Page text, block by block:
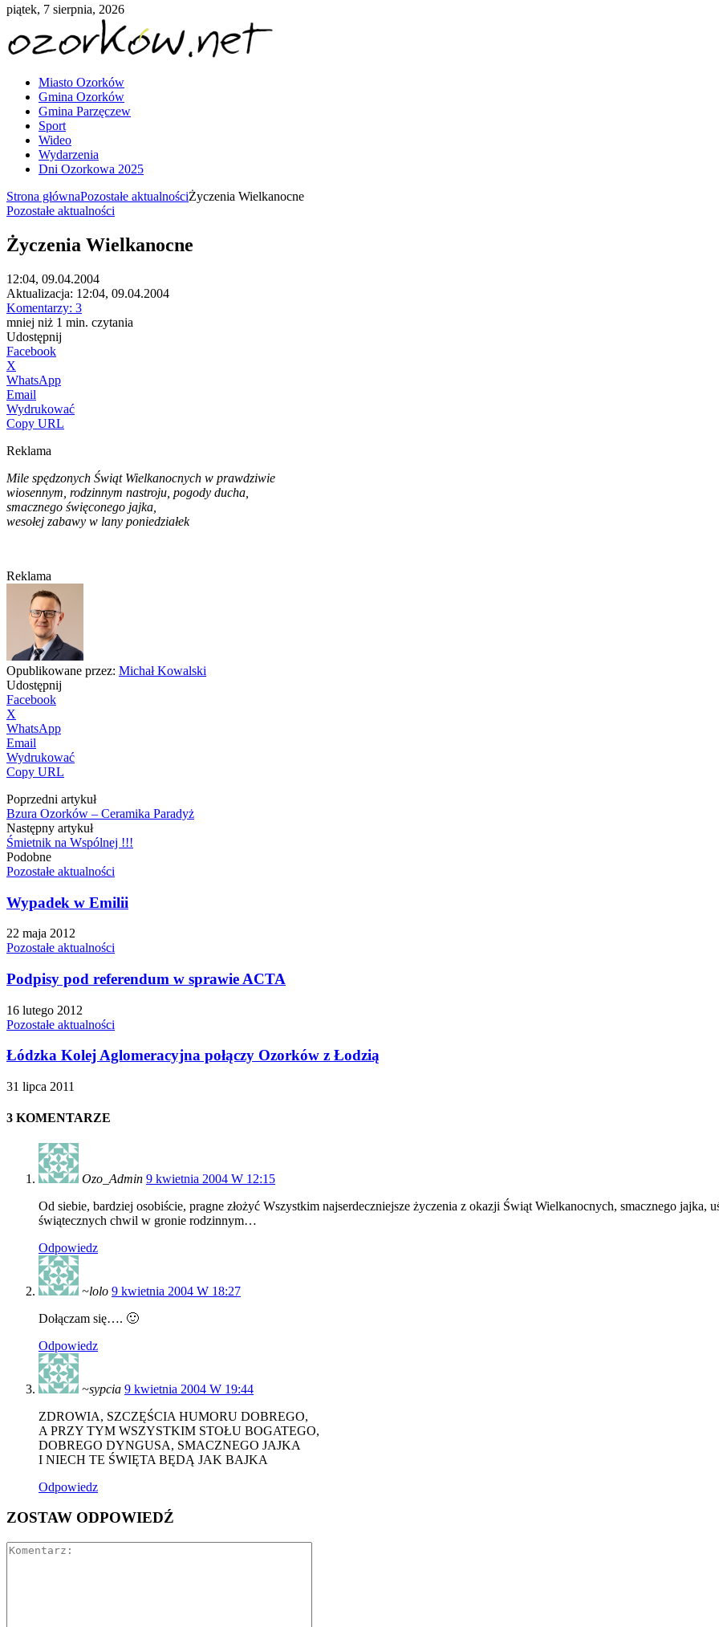
piątek, 7 sierpnia, 2026
Miasto Ozorków
Gmina Ozorków
Gmina Parzęczew
Sport
Wideo
Wydarzenia
Dni Ozorkowa 2025
Strona głównaPozostałe aktualnościŻyczenia Wielkanocne
Pozostałe aktualności
Życzenia Wielkanocne
12:04, 09.04.2004
Aktualizacja: 12:04, 09.04.2004
Komentarzy: 3
mniej niż 1 min. czytania
Udostępnij
Facebook
X
WhatsApp
Email
Wydrukować
Copy URL
Reklama
Mile spędzonych Świąt Wielkanocnych w prawdziwie
wiosennym, rodzinnym nastroju, pogody ducha,
smacznego święconego jajka,
wesołej zabawy w lany poniedziałek
Reklama
Opublikowane przez: Michał Kowalski
Udostępnij
Facebook
X
WhatsApp
Email
Wydrukować
Copy URL
Poprzedni artykuł
Bzura Ozorków – Ceramika Paradyż
Następny artykuł
Śmietnik na Wspólnej !!!
Podobne
Pozostałe aktualności
Wypadek w Emilii
22 maja 2012
Pozostałe aktualności
Podpisy pod referendum w sprawie ACTA
16 lutego 2012
Pozostałe aktualności
Łódzka Kolej Aglomeracyjna połączy Ozorków z Łodzią
31 lipca 2011
3 KOMENTARZE
Ozo_Admin 9 kwietnia 2004 W 12:15
Od siebie, bardziej osobiście, pragne złożyć Wszystkim najserdeczniejsze życzenia z okazji Świąt Wielkanocnych, smacznego jajka,
świątecznych chwil w gronie rodzinnym…
Odpowiedz
~lolo 9 kwietnia 2004 W 18:27
Dołączam się…. 🙂
Odpowiedz
~sypcia 9 kwietnia 2004 W 19:44
ZDROWIA, SZCZĘŚCIA HUMORU DOBREGO,
A PRZY TYM WSZYSTKIM STOŁU BOGATEGO,
DOBREGO DYNGUSA, SMACZNEGO JAJKA
I NIECH TE ŚWIĘTA BĘDĄ JAK BAJKA
Odpowiedz
ZOSTAW ODPOWIEDŹ